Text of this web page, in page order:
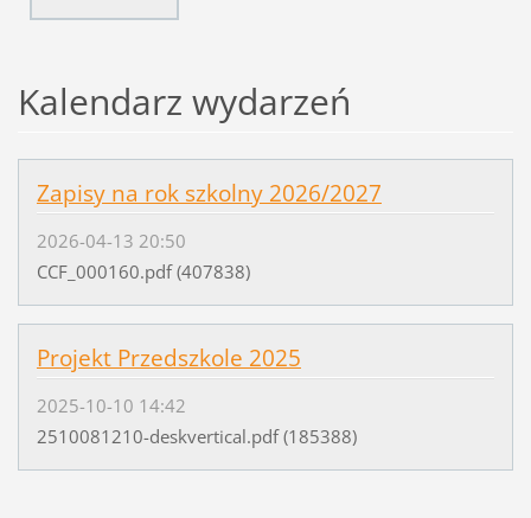
Kalendarz wydarzeń
Zapisy na rok szkolny 2026/2027
2026-04-13 20:50
CCF_000160.pdf (407838)
Projekt Przedszkole 2025
2025-10-10 14:42
2510081210-deskvertical.pdf (185388)